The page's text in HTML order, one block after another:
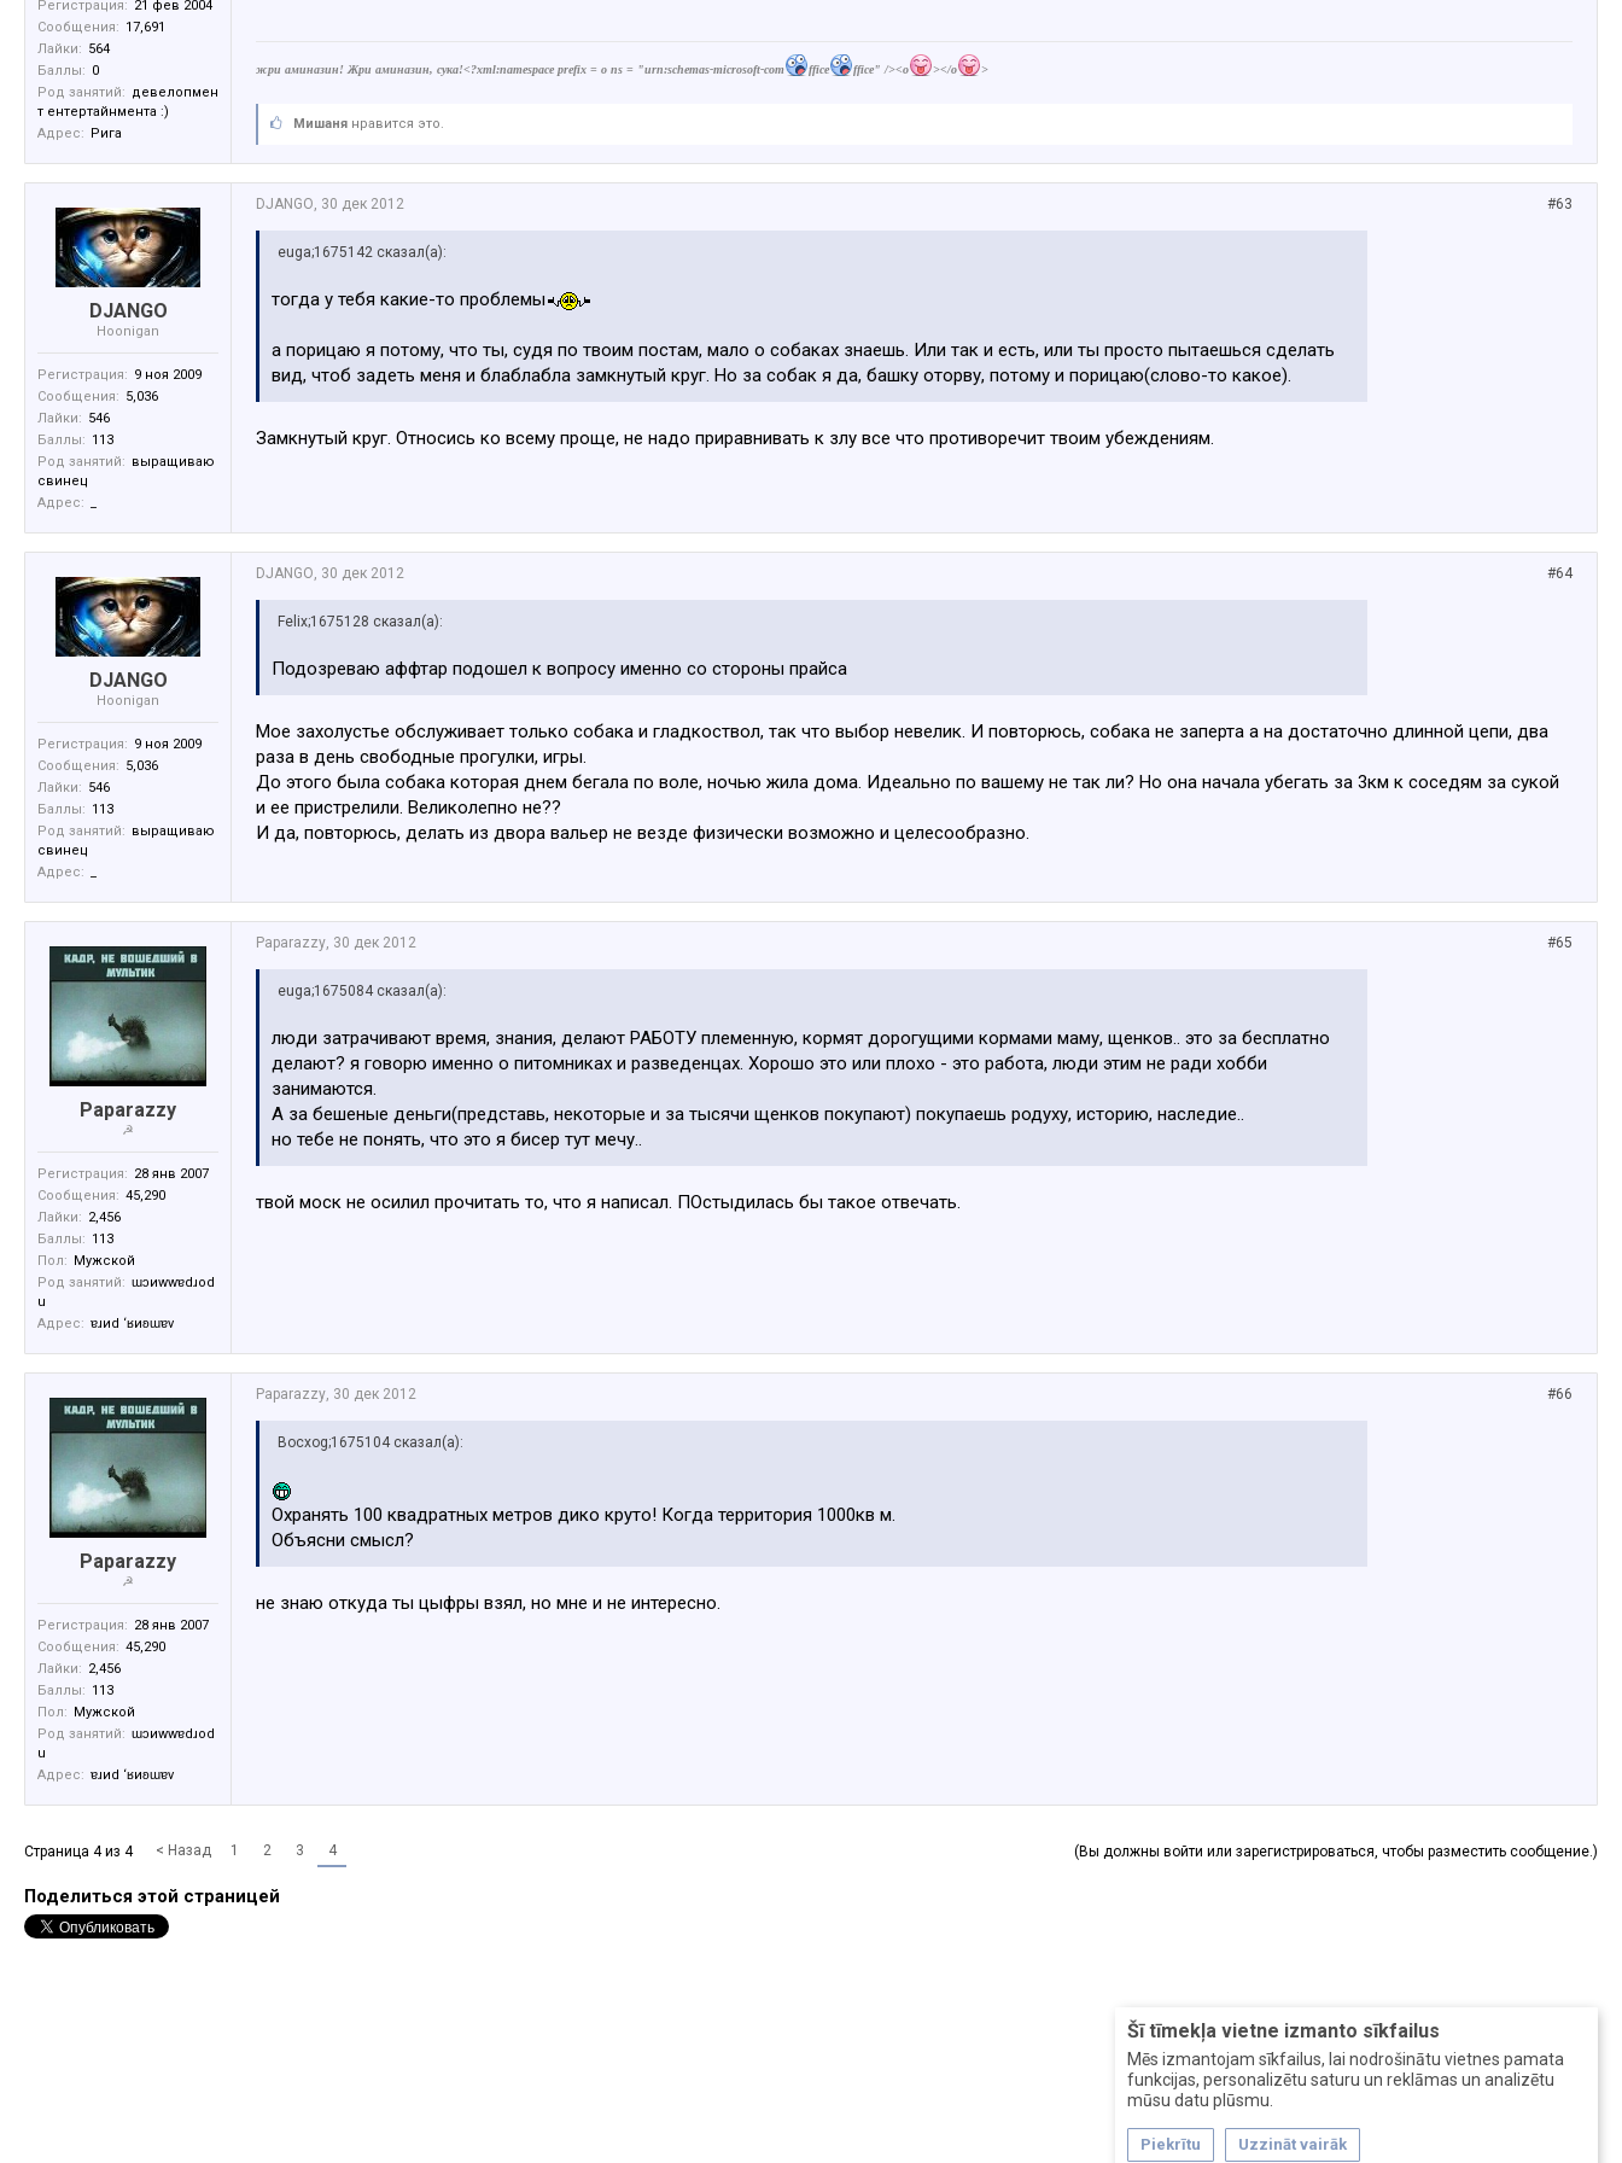
Šī tīmekļa vietne izmanto sīkfailus
Mēs izmantojam sīkfailus, lai nodrošinātu vietnes pamata
funkcijas, personalizētu saturu un reklāmas un analizētu
mūsu datu plūsmu.
Piekrītu Uzzināt vairāk
Регистрация: 21 фев 2004
Сообщения: 17,691
Лайки: 564
Баллы: 0
Род занятий: девелопмен
т ентертайнмента :)
Адрес: Рига
жри аминазин! Жри аминазин, сука!<?xml:namespace prefix = o ns = "urn:schemas-microsoft-com ffice ffice" /><o ></o >
Мишаня нравится это.
DJANGO
Hoonigan
Регистрация: 9 ноя 2009
Сообщения: 5,036
Лайки: 546
Баллы: 113
Род занятий: выращиваю
свинец
Адрес:
#63
DJANGO, 30 дек 2012
euga;1675142 сказал(а):
тогда у тебя какие-то проблемы
а порицаю я потому, что ты, судя по твоим постам, мало о собаках знаешь. Или так и есть, или ты просто пытаешься сделать
вид, чтоб задеть меня и блаблабла замкнутый круг. Но за собак я да, башку оторву, потому и порицаю(слово-то какое).
Замкнутый круг. Относись ко всему проще, не надо приравнивать к злу все что противоречит твоим убеждениям.
DJANGO
Hoonigan
Регистрация: 9 ноя 2009
Сообщения: 5,036
Лайки: 546
Баллы: 113
Род занятий: выращиваю
свинец
Адрес:
#64
DJANGO, 30 дек 2012
Felix;1675128 сказал(а):
Подозреваю аффтар подошел к вопросу именно со стороны прайса
Мое захолустье обслуживает только собака и гладкоствол, так что выбор невелик. И повторюсь, собака не заперта а на достаточно длинной цепи, два
раза в день свободные прогулки, игры.
До этого была собака которая днем бегала по воле, ночью жила дома. Идеально по вашему не так ли? Но она начала убегать за 3км к соседям за сукой
и ее пристрелили. Великолепно не??
И да, повторюсь, делать из двора вальер не везде физически возможно и целесообразно.
Paparazzy
☭
Регистрация: 28 янв 2007
Сообщения: 45,290
Лайки: 2,456
Баллы: 113
Пол:
Мужской
Род занятий: ɯɔиwwɐdɹоd
u
Адрес: ɐɹиd ‘ʁиʚɯɐv
#65
Paparazzy, 30 дек 2012
euga;1675084 сказал(а):
люди затрачивают время, знания, делают РАБОТУ племенную, кормят дорогущими кормами маму, щенков.. это за бесплатно
делают? я говорю именно о питомниках и разведенцах. Хорошо это или плохо - это работа, люди этим не ради хобби
занимаются.
А за бешеные деньги(представь, некоторые и за тысячи щенков покупают) покупаешь родуху, историю, наследие..
но тебе не понять, что это я бисер тут мечу..
твой моск не осилил прочитать то, что я написал. ПОстыдилась бы такое отвечать.
Paparazzy
☭
Регистрация: 28 янв 2007
Сообщения: 45,290
Лайки: 2,456
Баллы: 113
Пол:
Мужской
Род занятий: ɯɔиwwɐdɹоd
u
Адрес: ɐɹиd ‘ʁиʚɯɐv
#66
Paparazzy, 30 дек 2012
Bocxog;1675104 сказал(а):
Охранять 100 квадратных метров дико круто! Когда территория 1000кв м.
Объясни смысл?
не знаю откуда ты цыфры взял, но мне и не интересно.
(Вы должны войти или зарегистрироваться, чтобы разместить сообщение.)
Страница 4 из 4 < Назад 1 2 3 4
Поделиться этой страницей